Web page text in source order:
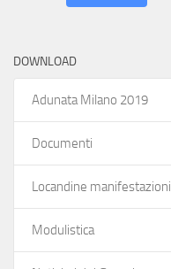
DOWNLOAD
Adunata Milano 2019
Documenti
Locandine manifestazioni
Modulistica